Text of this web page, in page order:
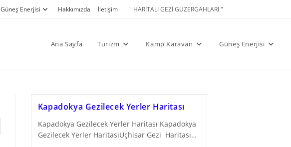
Güneş Enerjisi Hakkımızda İletişim " HARİTALI GEZİ GÜZERGAHLARI "
Ana Sayfa Turizm Kamp Karavan Güneş Enerjisi
Kapadokya Gezilecek Yerler Haritası
Kapadokya Gezilecek Yerler Haritası Kapadokya
Gezilecek Yerler HaritasıUçhisar Gezi Haritası…